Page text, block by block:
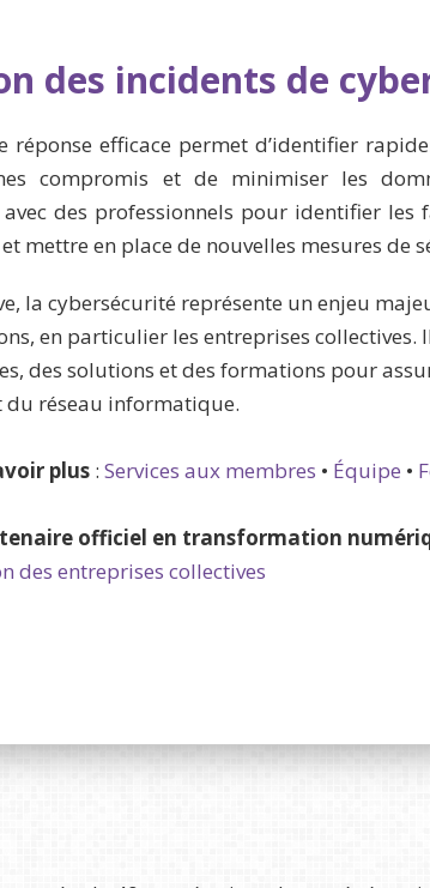
des incidents de
réponse efficace permet d’identifier
compromis et de minimiser les
des professionnels pour identifier les
mettre en place de nouvelles mesures de
la cybersécurité représente un enjeu
en particulier les entreprises collectives.
des solutions et des formations pour
du réseau informatique.
plus : Services aux membres • Équipe •
officiel en transformation
des entreprises collectives